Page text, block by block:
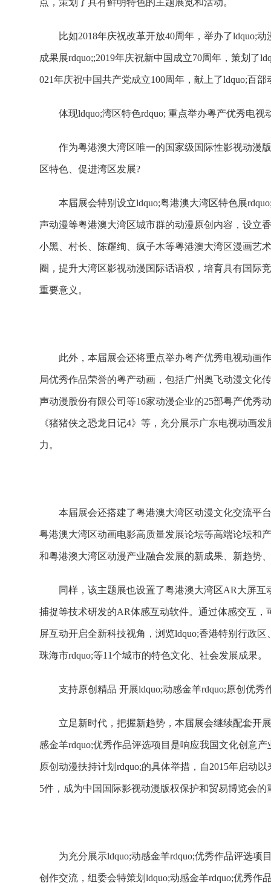
比如2018年庆祝改革开放40周年，举办了ldquo;
成果展rdquo;;2019年庆祝新中国成立70周年，策划了
021年庆祝中国共产党成立100周年，献上了ldquo;百
体现ldquo;湾区特色rdquo; 重点举办粤产优秀电视
作为粤港澳大湾区唯一的国家级国际性影视动漫
区特色、促进湾区发展?
本届展会特别设立ldquo;粤港澳大湾区特色展
声动漫等粤港澳大湾区城市群的动漫原创内容，设立
小黑、村长、陈耀绚、疯子木等粤港澳大湾区漫画艺
圈，提升大湾区影视动漫国际话语权，培育具有国际
重要意义。
此外，本届展会还将重点举办粤产优秀电视动画
局优秀作品荣誉的粤产动画，包括广州奥飞动漫文化
声动漫股份有限公司等16家动漫企业的25部粤产优秀
《猪猪侠之恐龙日记4》等，充分展示广东电视动画
力。
本届展会还搭建了粤港澳大湾区动漫文化交流平
粤港澳大湾区动画电影高质量发展论坛等高端论坛和
和粤港澳大湾区动漫产业融合发展的新成果、新趋势
同样，该主题展也设置了粤港澳大湾区AR大屏
捕捉等技术研发的AR体感互动软件。通过体感交互
屏互动开启全新科技视角，浏览ldquo;香港特别行政
珠海市rdquo;等11个城市的特色文化、社会发展成果。
支持原创精品 开展ldquo;动感金羊rdquo;原创优秀
立足新时代，把握新趋势，本届展会继续配套开
感金羊rdquo;优秀作品评选项目是响应我国文化创意
原创动漫扶持计划rdquo;的具体举措，自2015年启动
5件，成为中国国际影视动漫版权保护和贸易博览会的
为充分展示ldquo;动感金羊rdquo;优秀作品评选
创作交流，组委会特策划ldquo;动感金羊rdquo;优秀